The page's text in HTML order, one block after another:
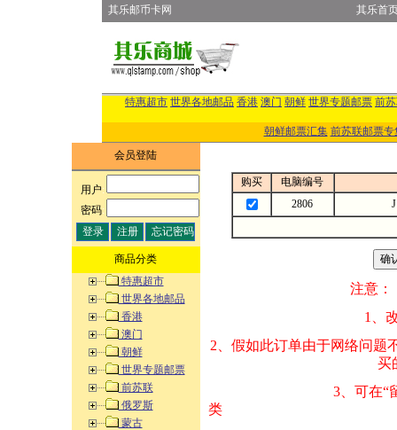
其乐邮币卡网 其乐首
特惠超市 世界各地邮品 香港 澳门 朝鲜 世界专题邮票 前
朝鲜邮票汇集 前苏联邮票专
会员登陆
用户:
密码:
商品分类
特惠超市
世界各地邮品
香港
澳门
朝鲜
世界专题邮票
前苏联
俄罗斯
蒙古
购买
电脑编号
2806
注意：
1、改变商品数量
2、假如此订单由
买的邮品的“
3、可在“
类 方式告之